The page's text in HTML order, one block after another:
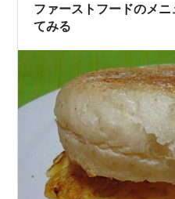
ファーストフードのメ
てみる